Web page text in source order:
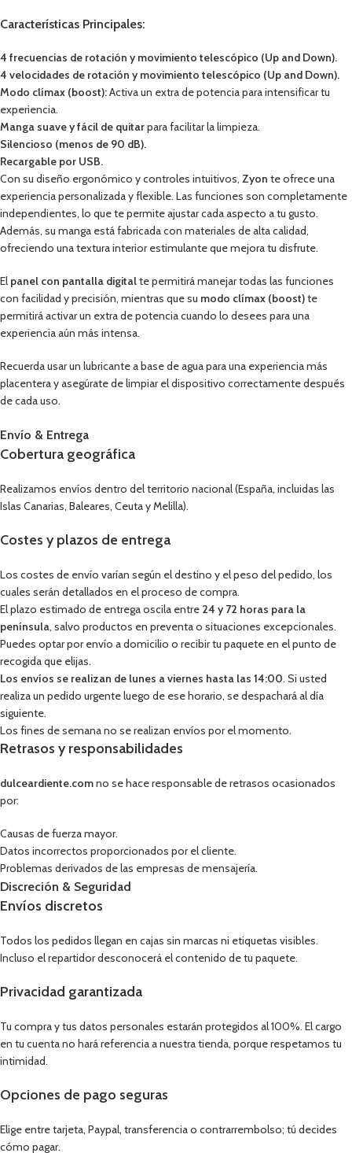
Características Principales:
4 frecuencias de rotación y movimiento telescópico (Up and Down).
4 velocidades de rotación y movimiento telescópico (Up and Down).
Modo clímax (boost):Activa un extra de potencia para intensificar tu
experiencia.
Manga suave y fácil de quitarpara facilitar la limpieza.
Silencioso (menos de 90 dB).
Recargable por USB.
Con su diseño ergonómico y controles intuitivos, Zyon te ofrece una
experiencia personalizada y flexible. Las funciones son completamente
independientes, lo que te permite ajustar cada aspecto a tu gusto.
Además, su manga está fabricada con materiales de alta calidad,
ofreciendo una textura interior estimulante que mejora tu disfrute.
El panel con pantalla digitalte permitirá manejar todas las funciones
con facilidad y precisión, mientras que su modo clímax (boost)te
permitirá activar un extra de potencia cuando lo desees para una
experiencia aún más intensa.
Recuerda usar un lubricante a base de agua para una experiencia más
placentera y asegúrate de limpiar el dispositivo correctamente después
de cada uso.
Envío & Entrega
Cobertura geográfica
Realizamos envíos dentro del territorio nacional (España, incluidas las
Islas Canarias, Baleares, Ceuta y Melilla).
Costes y plazos de entrega
Los costes de envío varían según el destino y el peso del pedido, los
cuales serán detallados en el proceso de compra.
El plazo estimado de entrega oscila entre 24 y 72 horas para la
península, salvo productos en preventa o situaciones excepcionales.
Puedes optar por envío a domicilio o recibir tu paquete en el punto de
recogida que elijas.
Los envíos se realizan de lunes a viernes hasta las 14:00. Si usted
realiza un pedido urgente luego de ese horario, se despachará al día
siguiente.
Los fines de semana no se realizan envíos por el momento.
Retrasos y responsabilidades
dulceardiente.comno se hace responsable de retrasos ocasionados
por:
Causas de fuerza mayor.
Datos incorrectos proporcionados por el cliente.
Problemas derivados de las empresas de mensajería.
Discreción & Seguridad
Envíos discretos
Todos los pedidos llegan en cajas sin marcas ni etiquetas visibles.
Incluso el repartidor desconocerá el contenido de tu paquete.
Privacidad garantizada
Tu compra y tus datos personales estarán protegidos al 100%. El cargo
en tu cuenta no hará referencia a nuestra tienda, porque respetamos tu
intimidad.
Opciones de pago seguras
Elige entre tarjeta, Paypal, transferencia o contrarrembolso; tú decides
cómo pagar.